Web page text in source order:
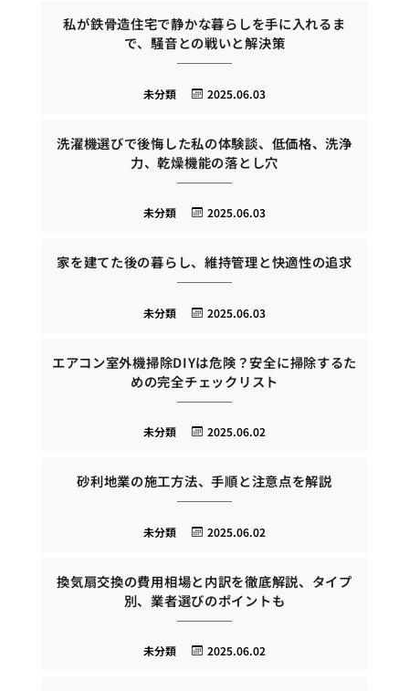
私が鉄骨造住宅で静かな暮らしを手に入れるま
で、騒音との戦いと解決策
2025.06.03
未分類
洗濯機選びで後悔した私の体験談、低価格、洗浄
力、乾燥機能の落とし穴
2025.06.03
未分類
家を建てた後の暮らし、維持管理と快適性の追求
2025.06.03
未分類
エアコン室外機掃除DIYは危険？安全に掃除するた
めの完全チェックリスト
2025.06.02
未分類
砂利地業の施工方法、手順と注意点を解説
2025.06.02
未分類
換気扇交換の費用相場と内訳を徹底解説、タイプ
別、業者選びのポイントも
2025.06.02
未分類